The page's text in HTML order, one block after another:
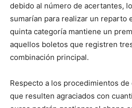
debido al número de acertantes,
sumarían para realizar un reparto
quinta categoría mantiene un
aquellos boletos que registren
combinación principal.
Respecto a los procedimientos
que resulten agraciados con